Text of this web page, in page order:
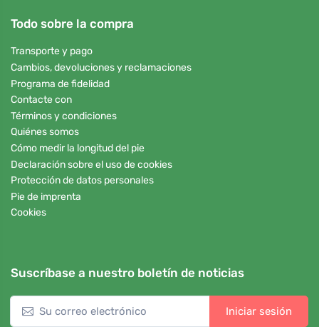
Todo sobre la compra
Transporte y pago
Cambios, devoluciones y reclamaciones
Programa de fidelidad
Contacte con
Términos y condiciones
Quiénes somos
Cómo medir la longitud del pie
Declaración sobre el uso de cookies
Protección de datos personales
Pie de imprenta
Cookies
Suscríbase a nuestro boletín de noticias
Iniciar sesión